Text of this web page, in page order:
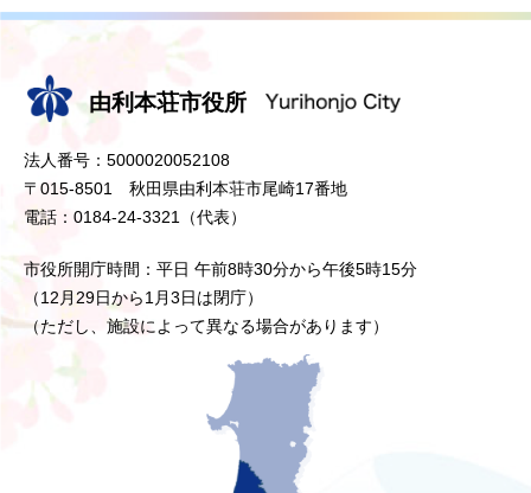
由利本荘市役所
法人番号：5000020052108
〒015-8501 秋田県由利本荘市尾崎17番地
電話：0184-24-3321（代表）
市役所開庁時間：平日 午前8時30分から午後5時15分
（12月29日から1月3日は閉庁）
（ただし、施設によって異なる場合があります）